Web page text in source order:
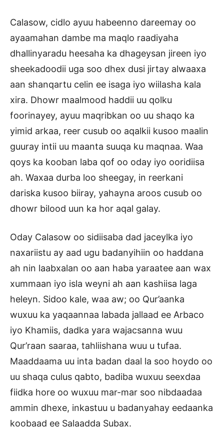
Calasow, cidlo ayuu habeenno dareemay oo
ayaamahan dambe ma maqlo raadiyaha
dhallinyaradu heesaha ka dhageysan jireen iyo
sheekadoodii uga soo dhex dusi jirtay alwaaxa
aan shanqartu celin ee isaga iyo wiilasha kala
xira. Dhowr maalmood haddii uu qolku
foorinayey, ayuu maqribkan oo uu shaqo ka
yimid arkaa, reer cusub oo aqalkii kusoo maalin
guuray intii uu maanta suuqa ku maqnaa. Waa
qoys ka kooban laba qof oo oday iyo ooridiisa
ah. Waxaa durba loo sheegay, in reerkani
dariska kusoo biiray, yahayna aroos cusub oo
dhowr bilood uun ka hor aqal galay.
Oday Calasow oo sidiisaba dad jaceylka iyo
naxariistu ay aad ugu badanyihiin oo haddana
ah nin laabxalan oo aan haba yaraatee aan wax
xummaan iyo isla weyni ah aan kashiisa laga
heleyn. Sidoo kale, waa aw; oo Qur’aanka
wuxuu ka yaqaannaa labada jallaad ee Arbaco
iyo Khamiis, dadka yara wajacsanna wuu
Qur’raan saaraa, tahliishana wuu u tufaa.
Maaddaama uu inta badan daal la soo hoydo oo
uu shaqa culus qabto, badiba wuxuu seexdaa
fiidka hore oo wuxuu mar-mar soo nibdaadaa
ammin dhexe, inkastuu u badanyahay eedaanka
koobaad ee Salaadda Subax.